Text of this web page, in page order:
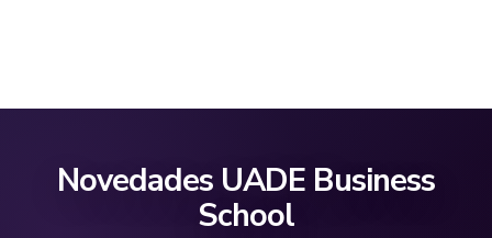
Novedades UADE Business
School